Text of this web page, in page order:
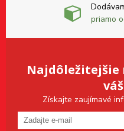
priamo
Najdôležitejšie
Získajte zaujímavé